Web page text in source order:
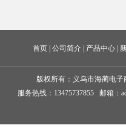
首页 公司简介 产品中心
版权所有： 义乌市海蔺电子
服务热线：13475737855 邮箱：